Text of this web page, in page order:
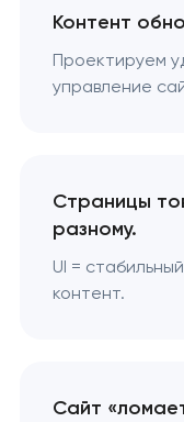
Контент
Проектируем
управление
Страницы
разному.
UI =
контент.
Сайт